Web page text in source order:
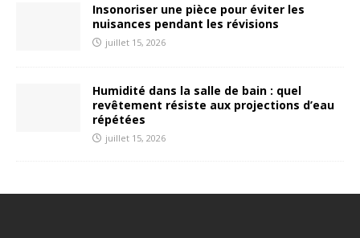
Insonoriser une pièce pour éviter les
nuisances pendant les révisions
juillet 15, 2026
Humidité dans la salle de bain : quel
revêtement résiste aux projections d’eau
répétées
juillet 15, 2026